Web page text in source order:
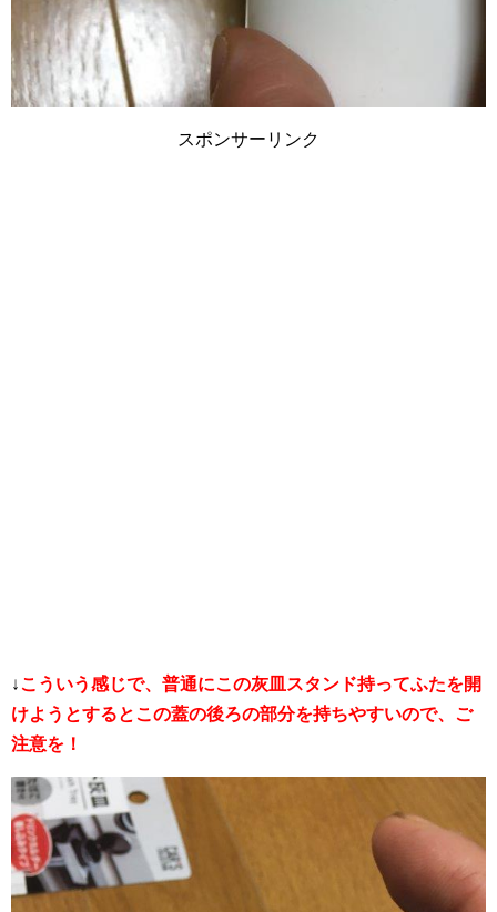
スポンサーリンク
↓こういう感じで、普通にこの灰皿スタンド持ってふたを開
けようとするとこの蓋の後ろの部分を持ちやすいので、ご
注意を！